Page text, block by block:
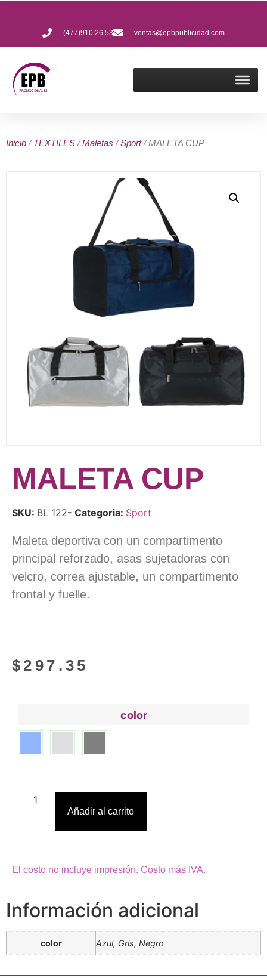
(477)910 26 53 ventas@epbpublicidad.com
Inicio /TEXTILES /Maletas /Sport/ MALETA CUP
MALETA CUP
SKU: BL 122- Categoria: Sport
Maleta deportiva con un compartimento
principal reforzado, asas sujetadoras con
velcro, correa ajustable, un compartimento
frontal y fuelle.
$ 297.35
color
Añadir al carrito
El costo no incluye impresión. Costo más IVA.
Información adicional
color Azul, Gris, Negro